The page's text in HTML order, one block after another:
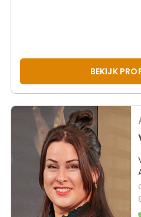
BEKIJK